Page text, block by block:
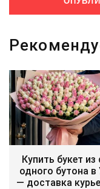
Купить букет из
одного бутона в
— доставка